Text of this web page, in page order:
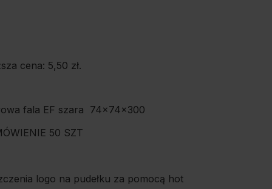
cena: 5,50 zł.
fala EF szara 74x74x300
50 SZT
logo na pudełku za pomocą hot